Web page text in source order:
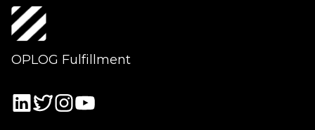
OPLOG Fulfillment